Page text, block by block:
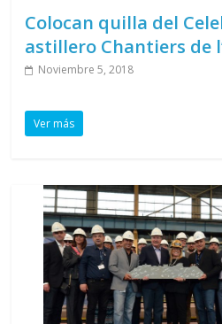
Colocan quilla del
astillero Chantiers de
Noviembre 5, 2018
Ver más